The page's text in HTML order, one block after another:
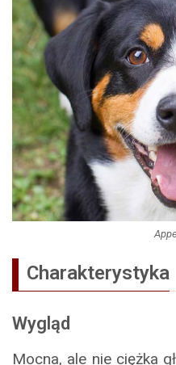
Charakterystyka
Wygląd
Mocna, ale nie ciężka